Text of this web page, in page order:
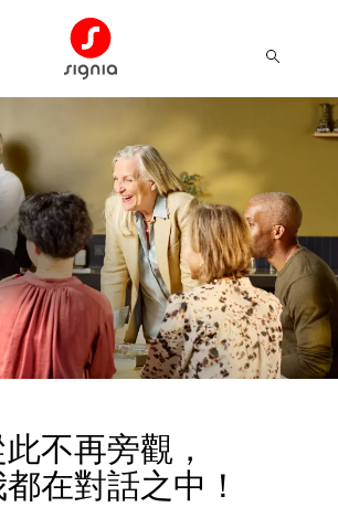
不再旁觀，
在對話之中！